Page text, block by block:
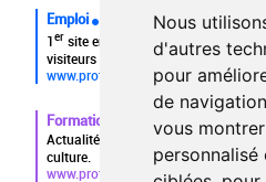
Nous
d'autres
pour
de
vous
Emploi
1er site emploi du secteur culturel
visiteurs uniques par mois.
www.profilculture.com
Formation
Actualités, guide et annuaire des
culture.
www.profilculture-formation.com